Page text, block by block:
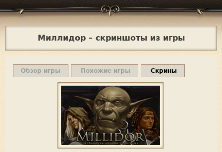
Миллидор – скриншоты из игры
Обзор игры Похожие игры Скрины